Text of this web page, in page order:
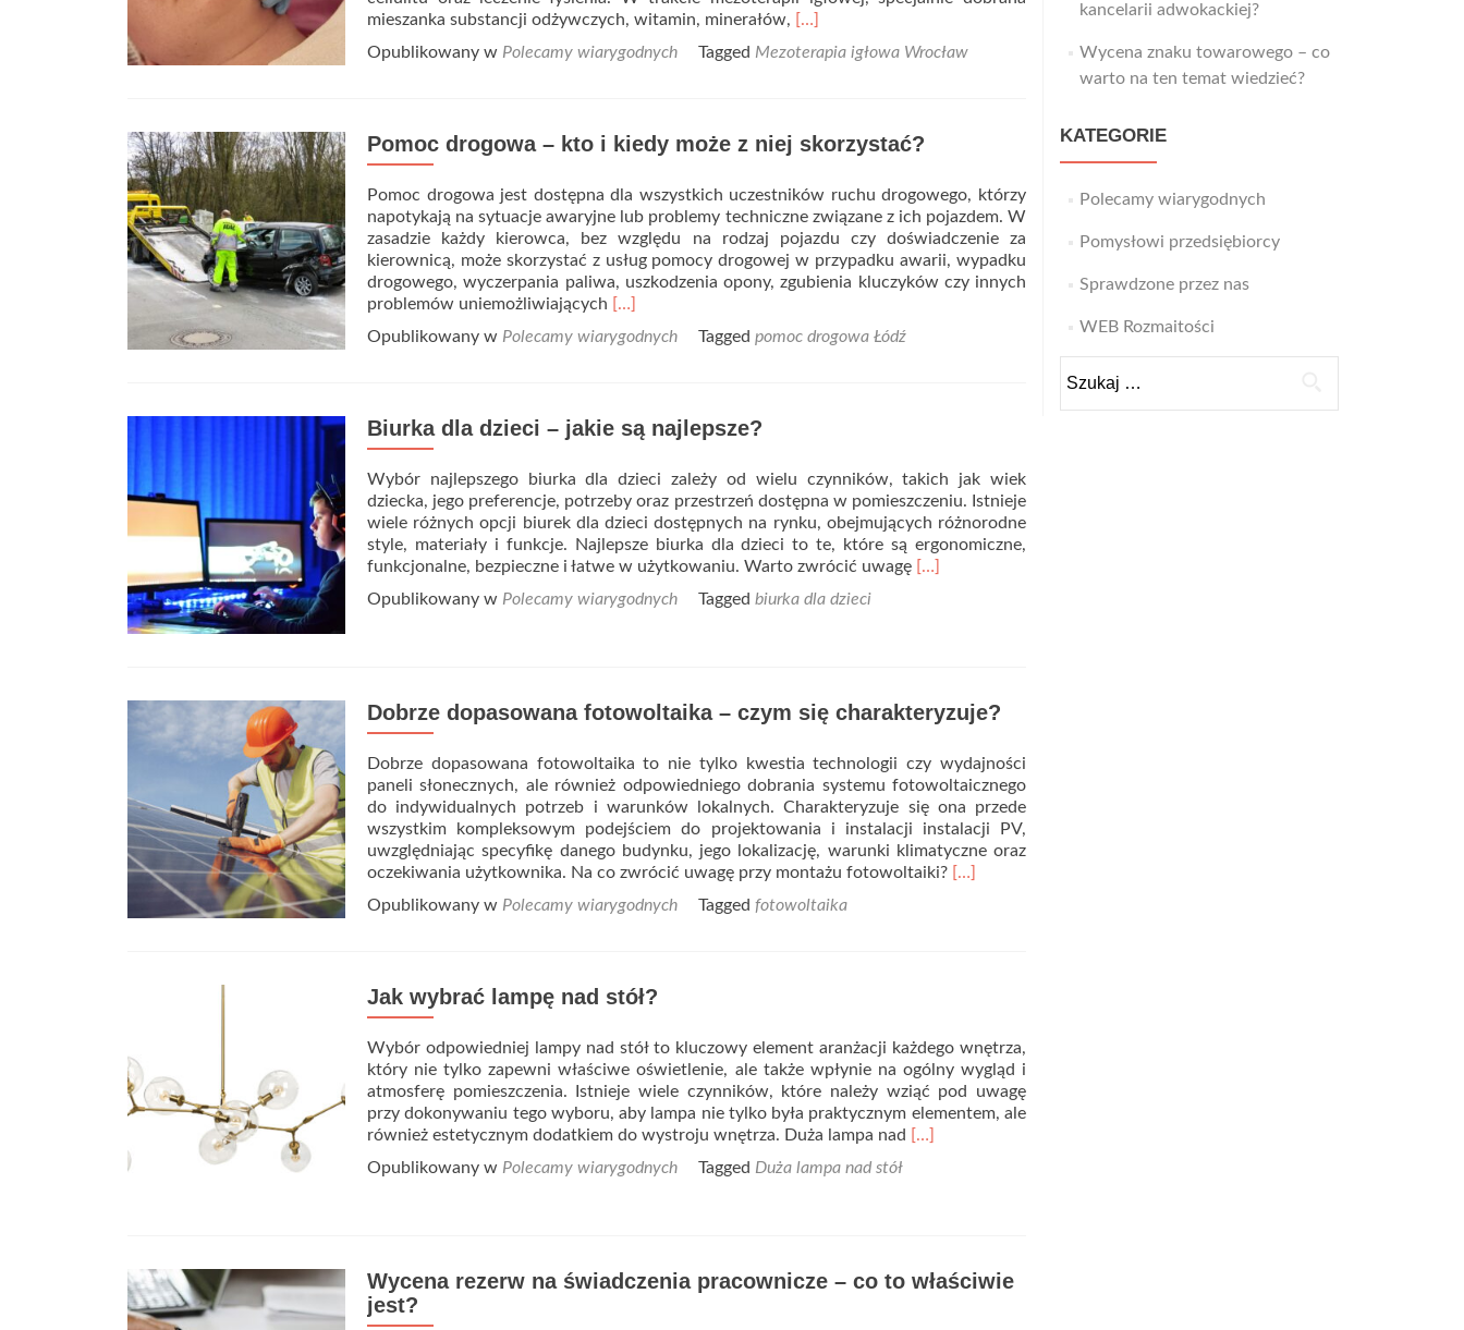
mieszanka substancji odżywczych, witamin, minerałów, Read
about
igłowa?
[…]
Opublikowany w Polecamy wiarygodnych Tagged Mezoterapia igłowa Wrocław
Pomoc drogowa – kto i kiedy może z niej skorzystać?
Pomoc drogowa jest dostępna dla wszystkich uczestników ruchu drogowego, którzy
napotykają na sytuacje awaryjne lub problemy techniczne związane z ich pojazdem. W
zasadzie każdy kierowca, bez względu na rodzaj pojazdu czy doświadczenie za
kierownicą, może skorzystać z usług pomocy drogowej w przypadku awarii, wypadku
drogowego, wyczerpania paliwa, uszkodzenia opony, zgubienia kluczyków czy innych
problemów uniemożliwiających Read
about
kto
kiedy
może
z
niej
skorzystać?
[…]
Opublikowany w Polecamy wiarygodnych Tagged pomoc drogowa Łódź
Biurka dla dzieci – jakie są najlepsze?
Wybór najlepszego biurka dla dzieci zależy od wielu czynników, takich jak wiek
dziecka, jego preferencje, potrzeby oraz przestrzeń dostępna w pomieszczeniu. Istnieje
wiele różnych opcji biurek dla dzieci dostępnych na rynku, obejmujących różnorodne
style, materiały i funkcje. Najlepsze biurka dla dzieci to te, które są ergonomiczne,
funkcjonalne, bezpieczne i łatwe w użytkowaniu. Warto zwrócić uwagę Read
jakie
najlepsze?
[…]
Opublikowany w Polecamy wiarygodnych Tagged biurka dla dzieci
Dobrze dopasowana fotowoltaika – czym się charakteryzuje?
Dobrze dopasowana fotowoltaika to nie tylko kwestia technologii czy wydajności
paneli słonecznych, ale również odpowiedniego dobrania systemu fotowoltaicznego
do indywidualnych potrzeb i warunków lokalnych. Charakteryzuje się ona przede
wszystkim kompleksowym podejściem do projektowania i instalacji instalacji PV,
uwzględniając specyfikę danego budynku, jego lokalizację, warunki klimatyczne oraz
oczekiwania użytkownika. Na co zwrócić uwagę przy montażu fotowoltaiki? Read
się
charakteryzuje?
[…]
Opublikowany w Polecamy wiarygodnych Tagged fotowoltaika
Jak wybrać lampę nad stół?
Wybór odpowiedniej lampy nad stół to kluczowy element aranżacji każdego wnętrza,
który nie tylko zapewni właściwe oświetlenie, ale także wpłynie na ogólny wygląd i
atmosferę pomieszczenia. Istnieje wiele czynników, które należy wziąć pod uwagę
przy dokonywaniu tego wyboru, aby lampa nie tylko była praktycznym elementem, ale
również estetycznym dodatkiem do wystroju wnętrza. Duża lampa nad Read
stół?
[…]
Opublikowany w Polecamy wiarygodnych Tagged Duża lampa nad stół
Wycena rezerw na świadczenia pracownicze – co to właściwie
jest?
kancelarii adwokackiej?
Wycena znaku towarowego – co
warto na ten temat wiedzieć?
KATEGORIE
Polecamy wiarygodnych
Pomysłowi przedsiębiorcy
Sprawdzone przez nas
WEB Rozmaitości